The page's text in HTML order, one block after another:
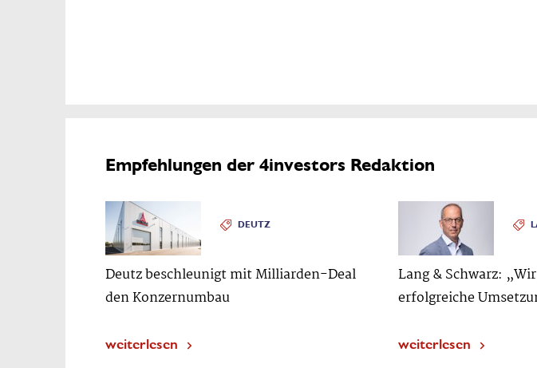
Empfehlungen der 4investors Redaktion
DEUTZ
Deutz beschleunigt mit Milliarden-Deal
den Konzernumbau
weiterlesen
Lang & Schwarz:
erfolgreiche
weiterlesen